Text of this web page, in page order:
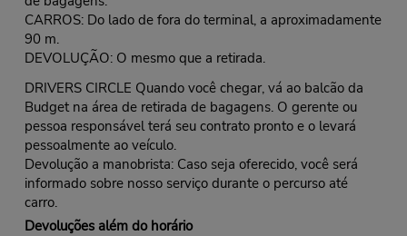
CARROS: Do lado de fora do terminal, a aproximadamente
90 m.
DEVOLUÇÃO: O mesmo que a retirada.
DRIVERS CIRCLE Quando você chegar, vá ao balcão da
Budget na área de retirada de bagagens. O gerente ou
pessoa responsável terá seu contrato pronto e o levará
pessoalmente ao veículo.
Devolução a manobrista: Caso seja oferecido, você será
informado sobre nosso serviço durante o percurso até
carro.
Devoluções além do horário